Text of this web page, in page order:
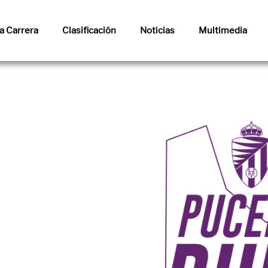
Carrera Clasificación Noticias Multimedia